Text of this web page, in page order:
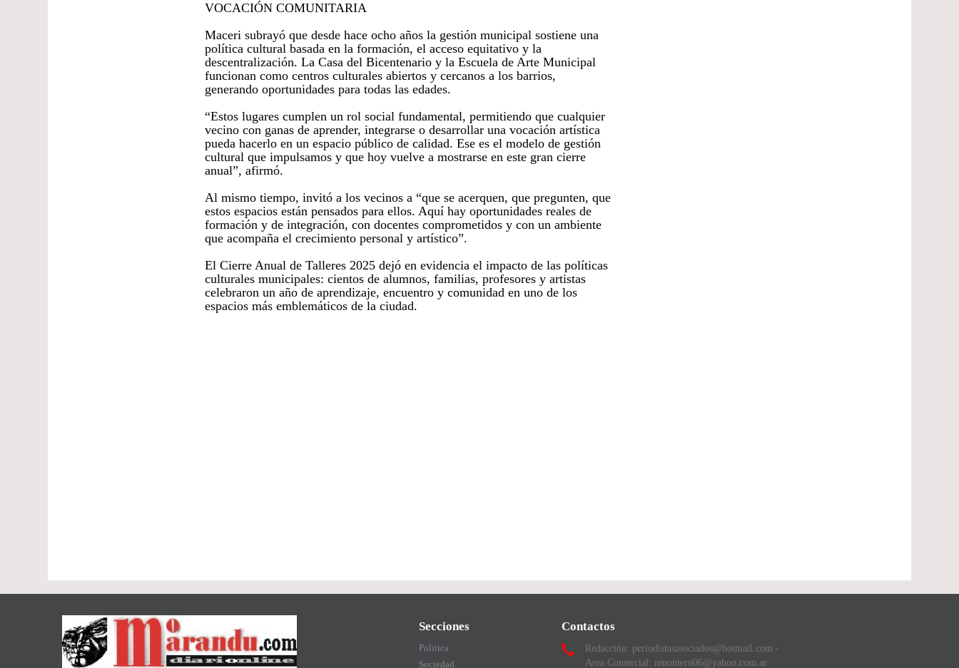
VOCACIÓN COMUNITARIA
Maceri subrayó que desde hace ocho años la gestión municipal sostiene una
política cultural basada en la formación, el acceso equitativo y la
descentralización. La Casa del Bicentenario y la Escuela de Arte Municipal
funcionan como centros culturales abiertos y cercanos a los barrios,
generando oportunidades para todas las edades.
“Estos lugares cumplen un rol social fundamental, permitiendo que cualquier
vecino con ganas de aprender, integrarse o desarrollar una vocación artística
pueda hacerlo en un espacio público de calidad. Ese es el modelo de gestión
cultural que impulsamos y que hoy vuelve a mostrarse en este gran cierre
anual”, afirmó.
Al mismo tiempo, invitó a los vecinos a “que se acerquen, que pregunten, que
estos espacios están pensados para ellos. Aquí hay oportunidades reales de
formación y de integración, con docentes comprometidos y con un ambiente
que acompaña el crecimiento personal y artístico”.
El Cierre Anual de Talleres 2025 dejó en evidencia el impacto de las políticas
culturales municipales: cientos de alumnos, familias, profesores y artistas
celebraron un año de aprendizaje, encuentro y comunidad en uno de los
espacios más emblemáticos de la ciudad.
Secciones
Politica
Sociedad
Contactos
Redacción: periodistasasociados@hotmail.com -
Area Comercial: nmontero06@yahoo.com.ar